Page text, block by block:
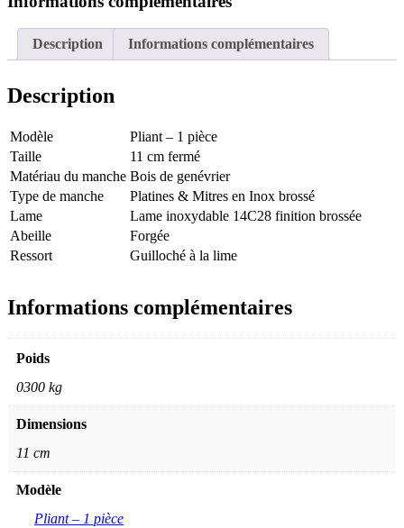
Description Informations complémentaires
Description
Modèle
Pliant – 1 pièce
Taille
11 cm fermé
Matériau du manche Bois de genévrier
Type de manche
Platines & Mitres en Inox brossé
Lame
Lame inoxydable 14C28 finition brossée
Abeille
Forgée
Ressort
Guilloché à la lime
Informations complémentaires
Poids
0300 kg
Dimensions
11 cm
Modèle
Pliant – 1 pièce